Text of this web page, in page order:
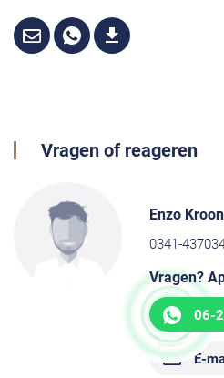
Vragen of reageren
Enzo
0341-
Vragen?
06-
E-